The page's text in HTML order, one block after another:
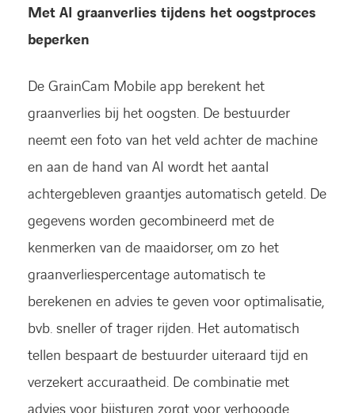
Met AI graanverlies tijdens het oogstproces
beperken
De GrainCam Mobile app berekent het
graanverlies bij het oogsten. De bestuurder
neemt een foto van het veld achter de machine
en aan de hand van AI wordt het aantal
achtergebleven graantjes automatisch geteld. De
gegevens worden gecombineerd met de
kenmerken van de maaidorser, om zo het
graanverliespercentage automatisch te
berekenen en advies te geven voor optimalisatie,
bvb. sneller of trager rijden. Het automatisch
tellen bespaart de bestuurder uiteraard tijd en
verzekert accuraatheid. De combinatie met